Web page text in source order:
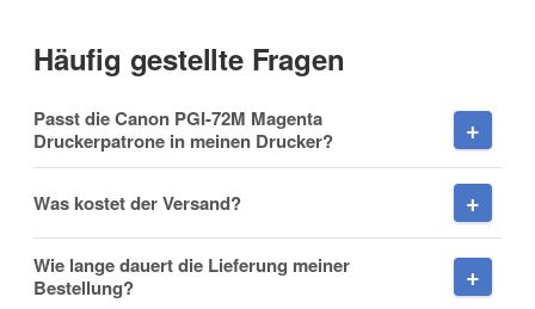
Häufig gestellte Fragen
Passt die Canon PGI-72M Magenta
Druckerpatrone in meinen Drucker?
Was kostet der Versand?
Wie lange dauert die Lieferung meiner
Bestellung?